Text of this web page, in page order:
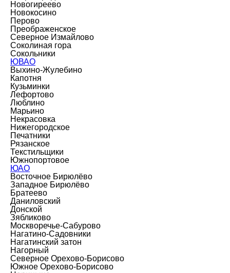
Новогиреево
Новокосино
Перово
Преображенское
Северное Измайлово
Соколиная гора
Сокольники
ЮВАО
Выхино-Жулебино
Капотня
Кузьминки
Лефортово
Люблино
Марьино
Некрасовка
Нижегородское
Печатники
Рязанское
Текстильщики
Южнопортовое
ЮАО
Восточное Бирюлёво
Западное Бирюлёво
Братеево
Даниловский
Донской
Зябликово
Москворечье-Сабурово
Нагатино-Садовники
Нагатинский затон
Нагорный
Северное Орехово-Борисово
Южное Орехово-Борисово